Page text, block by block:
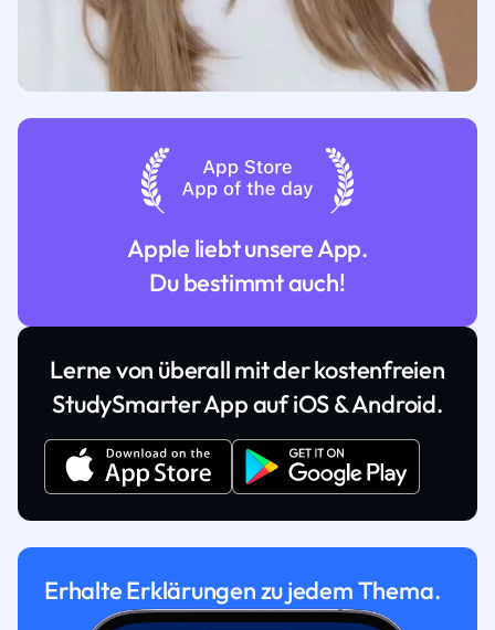
Apple liebt unsere App.
Du bestimmt auch!
Lerne von überall mit der kostenfreien
StudySmarter App auf iOS & Android.
Erhalte Erklärungen zu jedem Thema.